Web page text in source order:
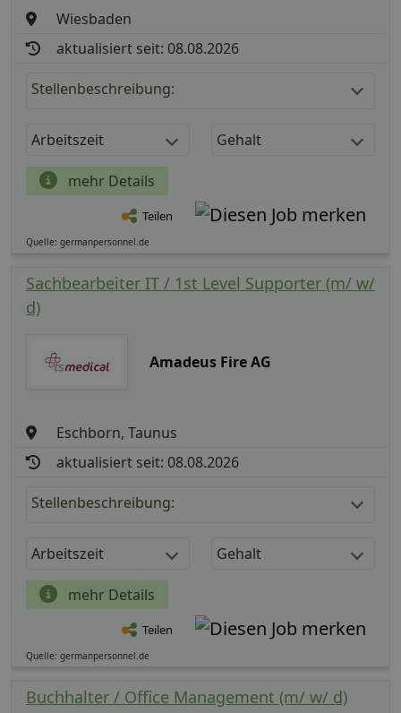
Wiesbaden
aktualisiert seit: 08.08.2026
Stellenbeschreibung:
Arbeitszeit Gehalt
mehr Details
Teilen
Quelle: germanpersonnel.de
Sachbearbeiter IT / 1st Level Supporter (m/ w/
d)
Amadeus Fire AG
Eschborn, Taunus
aktualisiert seit: 08.08.2026
Stellenbeschreibung:
Arbeitszeit Gehalt
mehr Details
Teilen
Quelle: germanpersonnel.de
Buchhalter / Office Management (m/ w/ d)